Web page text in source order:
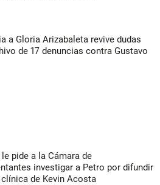
a Gloria Arizabaleta revive dudas
de 17 denuncias contra Gustavo
pide a la Cámara de
investigar a Petro por difundir
de Kevin Acosta